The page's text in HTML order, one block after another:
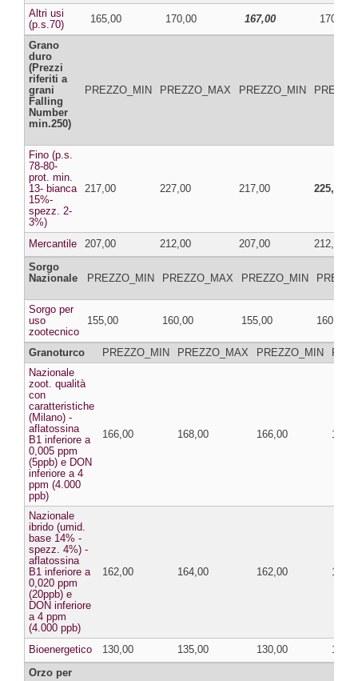
Altri usi
(p.s.70)
165,00 170,00 167,00 170,00
Grano
duro
(Prezzi
riferiti a
grani
Falling
Number
min.250)
PREZZO_MIN PREZZO_MAX PREZZO_MIN
Fino (p.s.
78-80-
prot. min.
13- bianca
15%-
spezz. 2-
3%)
217,00 227,00 217,00 225,00
Mercantile 207,00 212,00 207,00
212,00
Sorgo
Nazionale
PREZZO_MIN PREZZO_MAX PREZZO_MIN
Sorgo per
uso
zootecnico
155,00 160,00 155,00 160,00
Granoturco PREZZO_MIN PREZZO_MAX PREZZO_MIN
Nazionale
zoot. qualità
con
caratteristiche
(Milano) -
aflatossina
B1 inferiore a
0,005 ppm
(5ppb) e DON
inferiore a 4
ppm (4.000
ppb)
166,00 168,00 166,00
Nazionale
ibrido (umid.
base 14% -
spezz. 4%) -
aflatossina
B1 inferiore a
0,020 ppm
(20ppb) e
DON inferiore
a 4 ppm
(4.000 ppb)
162,00 164,00 162,00
Bioenergetico 130,00 135,00 130,00
Orzo per